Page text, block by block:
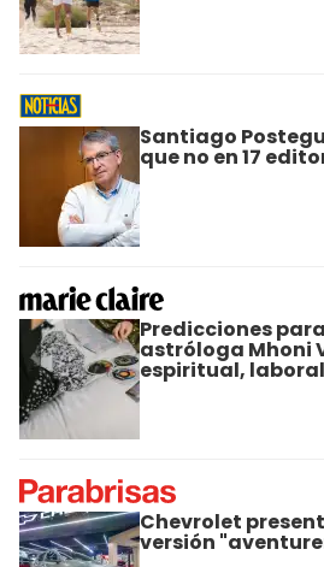
Santiago
que no en 17
Predicciones
astróloga Mhoni
espiritual,
Chevrolet
versión